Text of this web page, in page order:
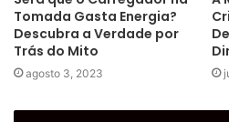
Tomada Gasta Energia?
Descubra a Verdade por
Trás do Mito
agosto 3, 2023